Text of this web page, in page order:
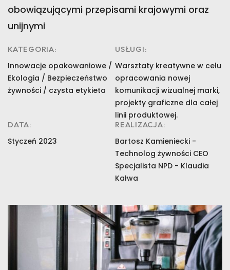
obowiązującymi przepisami krajowymi oraz
unijnymi
KATEGORIA:
Innowacje opakowaniowe /
Ekologia / Bezpieczeństwo
żywności / czysta etykieta
USŁUGI:
Warsztaty kreatywne w celu
opracowania nowej
komunikacji wizualnej marki,
projekty graficzne dla całej
linii produktowej.
DATA:
Styczeń 2023
REALIZACJA:
Bartosz Kamieniecki -
Technolog żywności CEO
Specjalista NPD - Klaudia
Kałwa